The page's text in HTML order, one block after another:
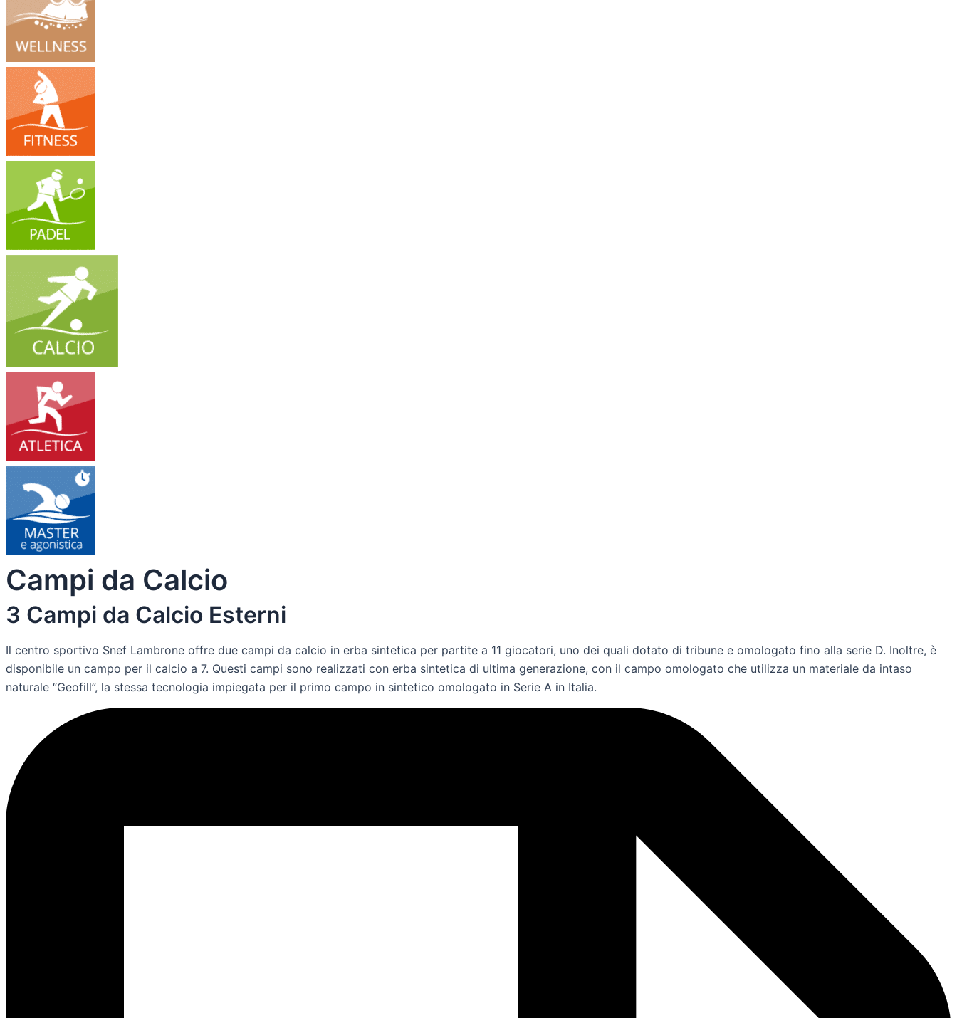
Campi da Calcio
3 Campi da Calcio Esterni
Il centro sportivo Snef Lambrone offre due campi da calcio in erba sintetica per partite a 11 giocatori, uno dei quali dotato di tribune e omologato fino alla serie D. Inoltre, è
disponibile un campo per il calcio a 7. Questi campi sono realizzati con erba sintetica di ultima generazione, con il campo omologato che utilizza un materiale da intaso
naturale “Geofill”, la stessa tecnologia impiegata per il primo campo in sintetico omologato in Serie A in Italia.